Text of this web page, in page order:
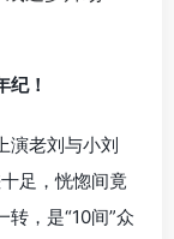
纪！
演老刘与小刘
足，恍惚间竟
转，是“10间”众